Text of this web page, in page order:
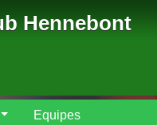
Hennebont
Equipes